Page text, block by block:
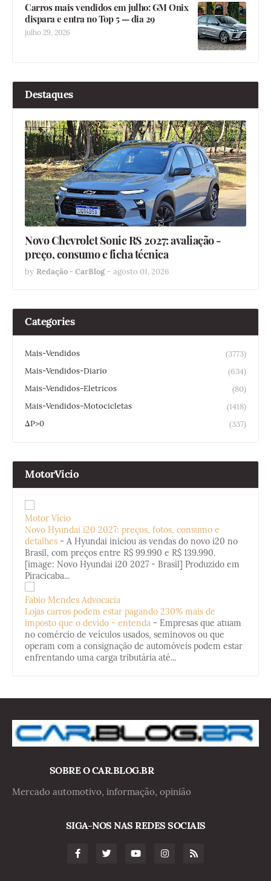
Carros mais vendidos em julho: GM Onix
dispara e entra no Top 5 — dia 29
julho 29, 2026
Destaques
Novo Chevrolet Sonic RS 2027: avaliação -
preço, consumo e ficha técnica
by Redação - CarBlog - agosto 01, 2026
Categories
Mais-Vendidos
(3773)
Mais-Vendidos-Diario
(634)
Mais-Vendidos-Eletricos
(80)
Mais-Vendidos-Motocicletas
(1418)
ΔP>0
(337)
MotorVicio
Motor Vício
Novo Hyundai i20 2027: preços, fotos, consumo e
detalhes - A Hyundai iniciou as vendas do novo i20 no
Brasil, com preços entre R$ 99.990 e R$ 139.990.
[image: Novo Hyundai i20 2027 - Brasil] Produzido em
Piracicaba...
Fabio Mendes Advocacia
Lojas carros podem estar pagando 230% mais de
imposto que o devido - entenda - Empresas que atuam
no comércio de veículos usados, seminovos ou que
operam com a consignação de automóveis podem estar
enfrentando uma carga tributária até...
SOBRE O CAR.BLOG.BR
Mercado automotivo, informação, opinião
SIGA-NOS NAS REDES SOCIAIS